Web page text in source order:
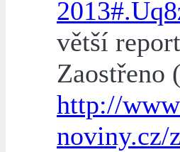
větší
Zaostřeno
http://
noviny.cz/